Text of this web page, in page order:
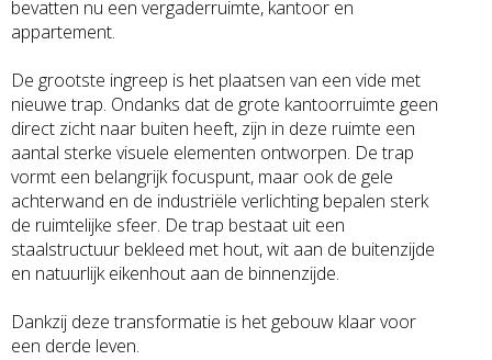
bevatten nu een vergaderruimte, kantoor en
appartement.
De grootste ingreep is het plaatsen van een vide met
nieuwe trap. Ondanks dat de grote kantoorruimte geen
direct zicht naar buiten heeft, zijn in deze ruimte een
aantal sterke visuele elementen ontworpen. De trap
vormt een belangrijk focuspunt, maar ook de gele
achterwand en de industriële verlichting bepalen sterk
de ruimtelijke sfeer. De trap bestaat uit een
staalstructuur bekleed met hout, wit aan de buitenzijde
en natuurlijk eikenhout aan de binnenzijde.
Dankzij deze transformatie is het gebouw klaar voor
een derde leven.